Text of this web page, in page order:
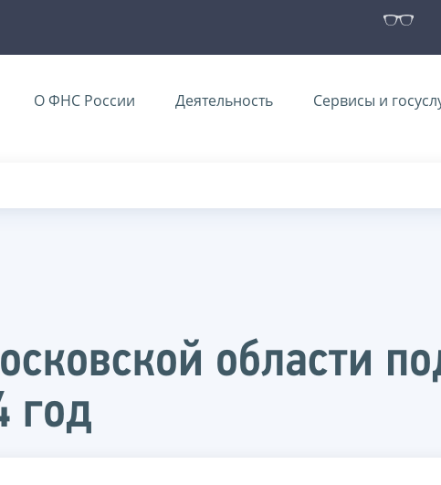
О ФНС России Деятельность Сервисы и
области
год